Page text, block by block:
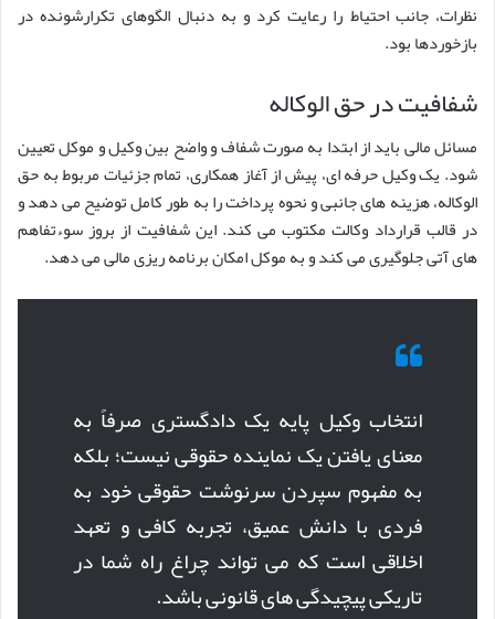
نظرات، جانب احتیاط را رعایت کرد و به دنبال الگوهای تکرارشونده در
بازخوردها بود.
شفافیت در حق الوکاله
مسائل مالی باید از ابتدا به صورت شفاف و واضح بین وکیل و موکل تعیین
شود. یک وکیل حرفه ای، پیش از آغاز همکاری، تمام جزئیات مربوط به حق
الوکاله، هزینه های جانبی و نحوه پرداخت را به طور کامل توضیح می دهد و
در قالب قرارداد وکالت مکتوب می کند. این شفافیت از بروز سوءتفاهم
های آتی جلوگیری می کند و به موکل امکان برنامه ریزی مالی می دهد.
انتخاب وکیل پایه یک دادگستری صرفاً به
معنای یافتن یک نماینده حقوقی نیست؛ بلکه
به مفهوم سپردن سرنوشت حقوقی خود به
فردی با دانش عمیق، تجربه کافی و تعهد
اخلاقی است که می تواند چراغ راه شما در
تاریکی پیچیدگی های قانونی باشد.